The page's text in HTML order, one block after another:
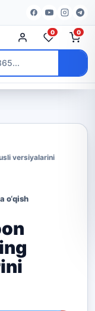
0 0
versiyalarini
o‘qish